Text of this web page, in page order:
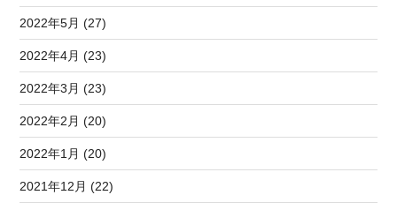
2022年5月 (27)
2022年4月 (23)
2022年3月 (23)
2022年2月 (20)
2022年1月 (20)
2021年12月 (22)